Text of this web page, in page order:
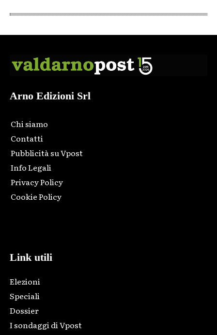
Arno Edizioni Srl
Chi siamo
Contatti
Pubblicità su Vpost
Info Legali
Privacy Policy
Cookie Policy
Link utili
Elezioni
Speciali
Dossier
I sondaggi di Vpost